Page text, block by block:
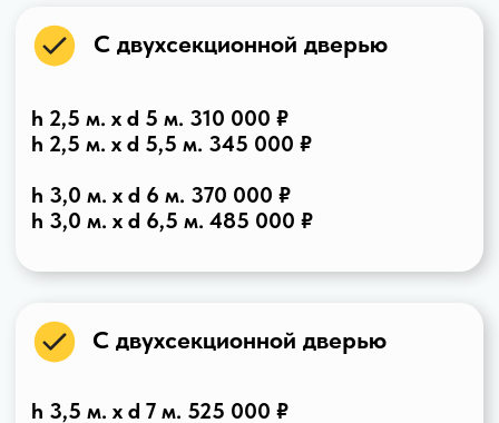
Купол для каркасного бассейна "Ellipse Aqua" 4 х 9 м.
Две двери по две секции, цвет Ral 8017
Купол для каркасного бассейна "Ellipse Aqua" 5 х 8 м.